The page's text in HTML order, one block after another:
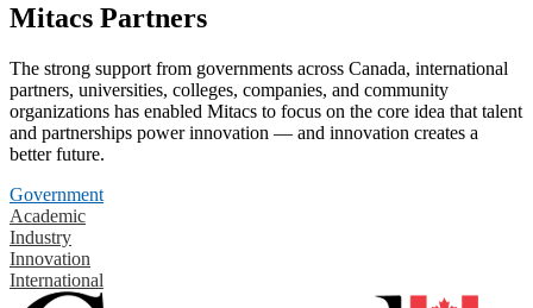
Mitacs Partners
The strong support from governments across Canada, international
partners, universities, colleges, companies, and community
organizations has enabled Mitacs to focus on the core idea that talent
and partnerships power innovation — and innovation creates a
better future.
Government
Academic
Industry
Innovation
International